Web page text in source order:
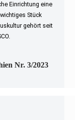
Einrichtung eine
Stück
gehört seit
Nr. 3/2023